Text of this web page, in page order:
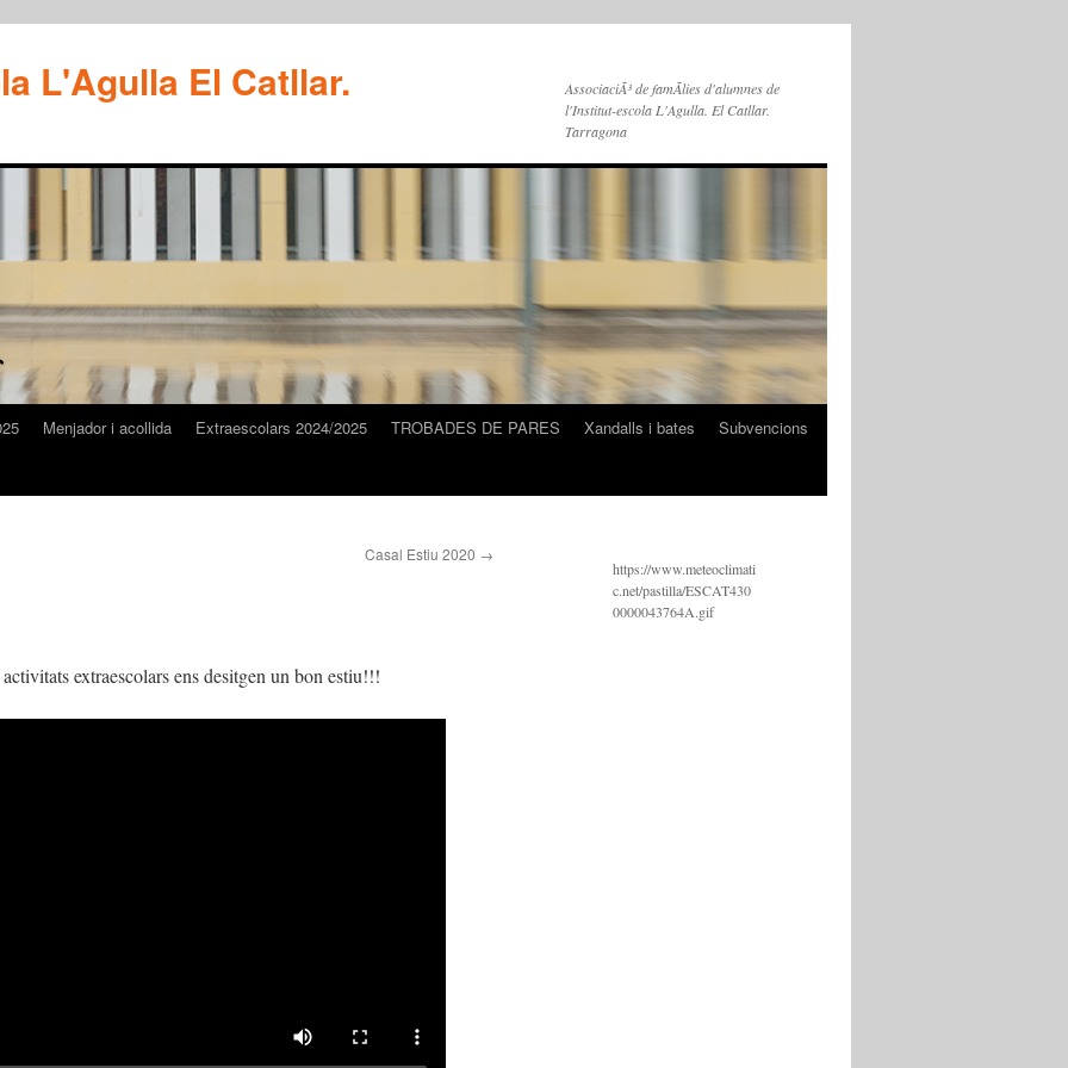
L'Agulla El Catllar.
AssociaciÃ³ de famÃ­lies d'alumnes de
l'Institut-escola L'Agulla. El Catllar.
Tarragona
Menjador i acollida Extraescolars 2024/2025 TROBADES DE PARES Xandalls i bates
Subvencions
Casal Estiu 2020 →
extraescolars ens desitgen un bon estiu!!!
https://www.meteoclimati
c.net/pastilla/ESCAT430
0000043764A.gif